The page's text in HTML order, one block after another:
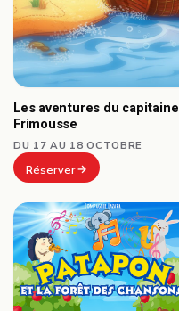
Les aventures du capitaine
Frimousse
DU 17 AU 18 OCTOBRE
Réserver